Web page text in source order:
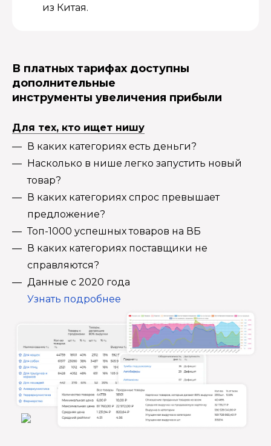
из Китая.
В платных тарифах доступны
дополнительные
инструменты увеличения прибыли
Для тех, кто ищет нишу
В каких категориях есть деньги?
Насколько в нише легко запустить новый
товар?
В каких категориях спрос превышает
предложение?
Топ-1000 успешных товаров на ВБ
В каких категориях поставщики не
справляются?
Данные с 2020 года
Узнать подробнее